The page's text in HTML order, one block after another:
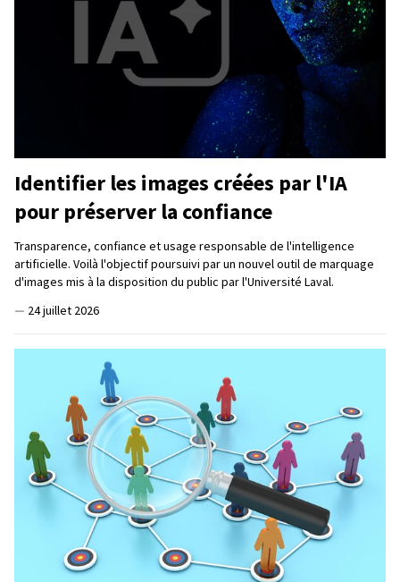
Identifier les images créées par l'IA
pour préserver la confiance
Transparence, confiance et usage responsable de l'intelligence
artificielle. Voilà l'objectif poursuivi par un nouvel outil de marquage
d'images mis à la disposition du public par l'Université Laval.
— 24 juillet 2026